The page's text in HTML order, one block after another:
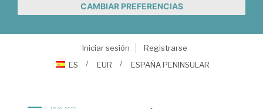
CAMBIAR PREFERENCIAS
Iniciar sesión
Registrarse
ES
EUR ESPAÑA PENINSULAR